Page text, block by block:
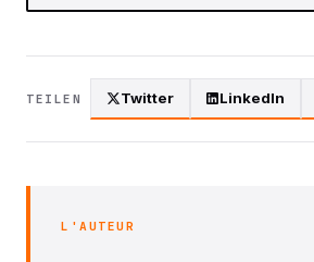
TEILEN Twitter LinkedIn
L'AUTEUR